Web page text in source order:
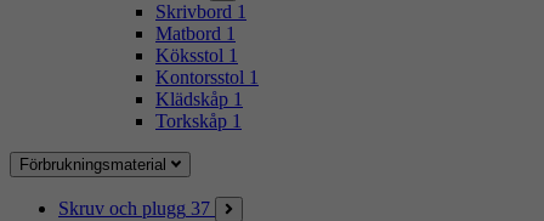
Skrivbord 1
Matbord 1
Köksstol 1
Kontorsstol 1
Klädskåp 1
Torkskåp 1
Förbrukningsmaterial
Skruv och plugg 37